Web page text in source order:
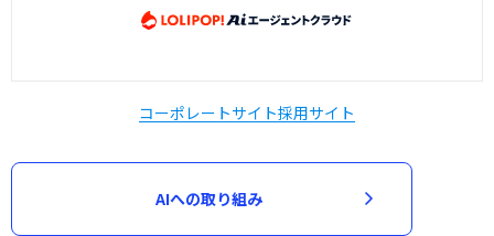
コーポレートサイト採用サイト
AIへの取り組み